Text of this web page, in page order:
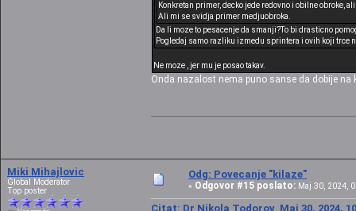
Konkretan primer, decko jede redovno i obilne obroke,
Ali mi se svidja primer medjuobroka.
Da li moze to pesacenje da smanji?To bi drasticno
Pogledaj samo razliku izmedu sprintera i ovih koji trce
Ne moze , jer mu je posao takav.
Onda nazalost nema puno sanse da dobije
Miki Mihajlovic
Global Moderator
Top poster
Odg: Povecanje "kilaze"
« Odgovor #15 poslato: Maj 30, 2024,
Citat: Dr Nikola Todorov Maj 30, 2024,